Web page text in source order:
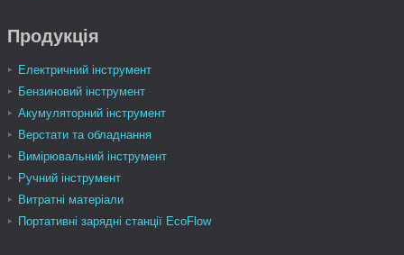
Продукція
Електричний інструмент
Бензиновий інструмент
Акумуляторний інструмент
Верстати та обладнання
Вимірювальний інструмент
Ручний інструмент
Витратні матеріали
Портативні зарядні станції EcoFlow